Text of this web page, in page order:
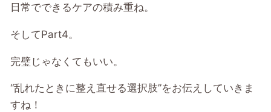
日常でできるケアの積み重ね。
そしてPart4。
完璧じゃなくてもいい。
“乱れたときに整え直せる選択肢”をお伝えしていきま
すね！